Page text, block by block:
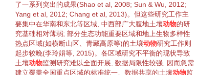
了一系列突出的成果(Shao et al, 2008; Sun & Wu, 2012;
Yang et al, 2012; Chang et al, 2013)。但这些研究工作主
要集中在华南和东北等区域, 中西部广大腹地土壤动物的研
究基础相对薄弱; 部分生态功能重要区域和地上生物多样性
热点区域(如横断山区、青藏高原等)的土壤动物研究工作则
起步较晚(李玲娟等, 2015)。各区域研究不平衡的现状导致
土壤动物监测研究难以全面开展, 数据局限性较强, 因而急需
建立覆盖全国重点区域的标准统一、数据共享的土壤动物监